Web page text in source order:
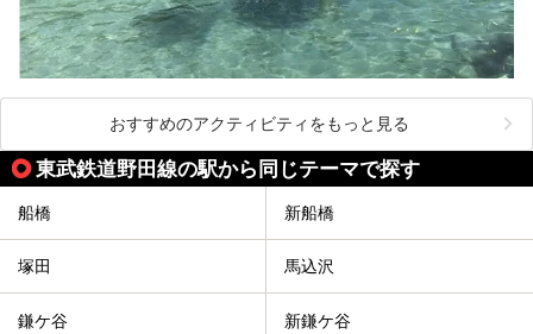
おすすめのアクティビティをもっと見る
東武鉄道野田線の駅から同じテーマで探す
船橋 新船橋
塚田 馬込沢
鎌ケ谷 新鎌ケ谷